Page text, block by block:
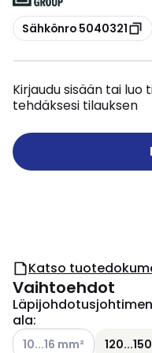
Kopioi
Sähkönro 5040321
Kirjaudu sisään tai luo
tehdäksesi tilauksen
Katso
Vaihtoehdot
ala:
Katso käytettävissä
10...16 mm²